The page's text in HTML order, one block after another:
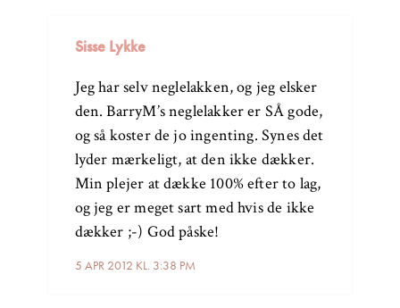
Sisse Lykke
5 APR 2012 KL. 3:38 PM
Jeg har selv neglelakken, og jeg elsker
den. BarryM’s neglelakker er SÅ gode,
og så koster de jo ingenting. Synes det
lyder mærkeligt, at den ikke dækker.
Min plejer at dække 100% efter to lag,
og jeg er meget sart med hvis de ikke
dækker ;-) God påske!